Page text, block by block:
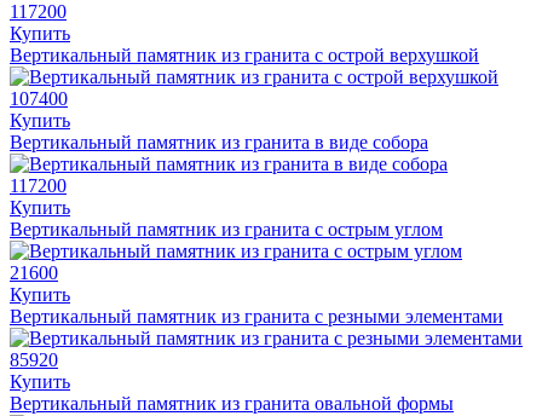
117200
Купить
Вертикальный памятник из гранита с острой верхушкой
107400
Купить
Вертикальный памятник из гранита в виде собора
117200
Купить
Вертикальный памятник из гранита с острым углом
21600
Купить
Вертикальный памятник из гранита с резными элементами
85920
Купить
Вертикальный памятник из гранита овальной формы